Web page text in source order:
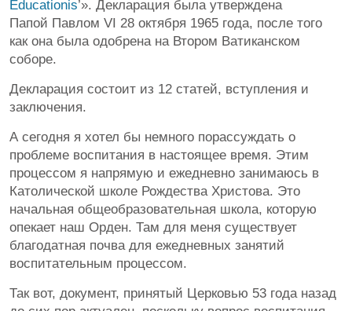
Educationis’». Декларация была утверждена
Папой Павлом VI 28 октября 1965 года, после того
как она была одобрена на Втором Ватиканском
соборе.
Декларация состоит из 12 статей, вступления и
заключения.
А сегодня я хотел бы немного порассуждать о
проблеме воспитания в настоящее время. Этим
процессом я напрямую и ежедневно занимаюсь в
Католической школе Рождества Христова. Это
начальная общеобразовательная школа, которую
опекает наш Орден. Там для меня существует
благодатная почва для ежедневных занятий
воспитательным процессом.
Так вот, документ, принятый Церковью 53 года назад